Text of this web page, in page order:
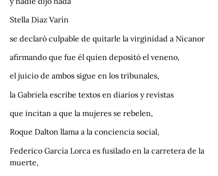
Stella Diaz Varín
se declaró culpable de quitarle la virginidad a Nicanor
afirmando que fue él quien depositó el veneno,
el juicio de ambos sigue en los tribunales,
la Gabriela escribe textos en diarios y revistas
que incitan a que la mujeres se rebelen,
Roque Dalton llama a la conciencia social,
Federico García Lorca es fusilado en la carretera de la
muerte,